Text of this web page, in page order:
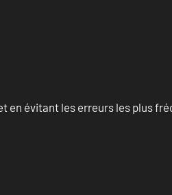
en évitant les erreurs les plus